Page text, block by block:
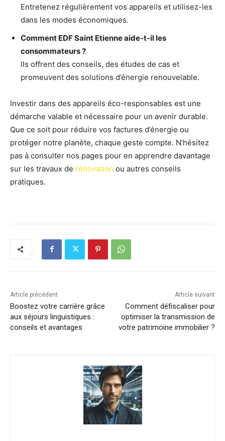
Entretenez régulièrement vos appareils et utilisez-les
dans les modes économiques.
Comment EDF Saint Etienne aide-t-il les
consommateurs ?
Ils offrent des conseils, des études de cas et
promeuvent des solutions d’énergie renouvelable.
Investir dans des appareils éco-responsables est une
démarche valable et nécessaire pour un avenir durable.
Que ce soit pour réduire vos factures d’énergie ou
protéger notre planète, chaque geste compte. N’hésitez
pas à consulter nos pages pour en apprendre davantage
sur les travaux de rénovation ou autres conseils
pratiques.
Article précédent
Boostez votre carrière grâce
aux séjours linguistiques :
conseils et avantages
Article suivant
Comment défiscaliser pour
optimiser la transmission de
votre patrimoine immobilier ?